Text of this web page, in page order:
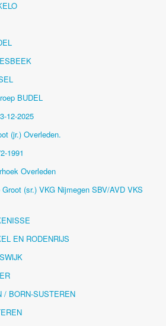
BUDEL
12-2025
(jr.) Overleden.
1991
Overleden
(sr.) VKG Nijmegen SBV/AVD VKS
EN RODENRIJS
/ BORN-SUSTEREN